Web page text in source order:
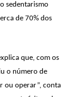
sedentarismo
de 70% dos
que, com os
o número de
ou operar”, conta